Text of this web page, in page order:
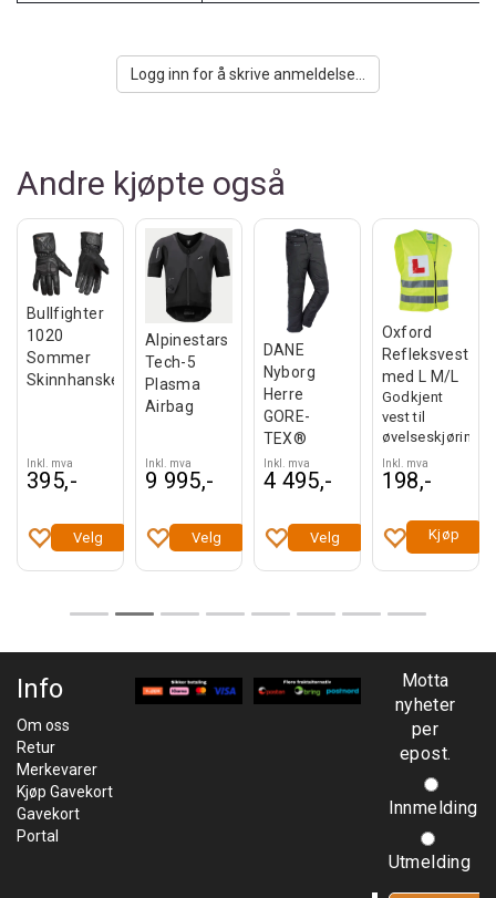
Logg inn for å skrive anmeldelse...
Andre kjøpte også
Bullfighter
1020
Sommer
Skinnhanske
Inkl. mva
395,-
Velg
Alpinestars
Tech-5
Plasma
Airbag
Inkl. mva
9 995,-
Velg
DANE
Nyborg
Herre
GORE-
TEX®
Inkl. mva
4 495,-
Velg
Oxford
Refleksvest
med L M/L
Godkjent
vest til
øvelseskjøring!
Inkl. mva
198,-
Kjøp
Info
Om oss
Retur
Merkevarer
Kjøp Gavekort
Gavekort
Portal
Motta
nyheter
per
epost.
Innmelding
Utmelding